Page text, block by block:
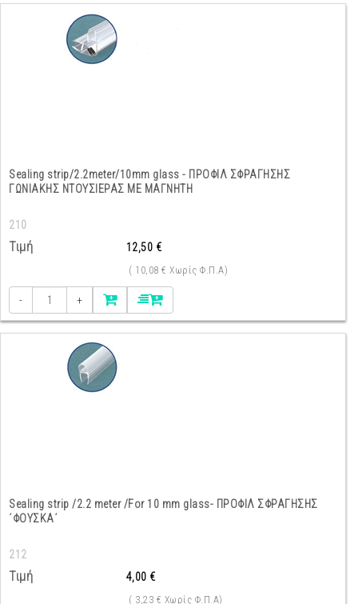
Sealing strip/2.2meter/10mm glass - ΠΡΟΦΙΛ ΣΦΡΑΓΗΣΗΣ
ΓΩΝΙΑΚΗΣ ΝΤΟΥΣΙΕΡΑΣ ΜΕ ΜΑΓΝΗΤΗ
210
Τιμή 12,50 €
( 10,08 € Χωρίς Φ.Π.Α)
- +
Sealing strip /2.2 meter /For 10 mm glass- ΠΡΟΦΙΛ ΣΦΡΑΓΗΣΗΣ
΄ΦΟΥΣΚΑ΄
212
Τιμή 4,00 €
( 3,23 € Χωρίς Φ.Π.Α)